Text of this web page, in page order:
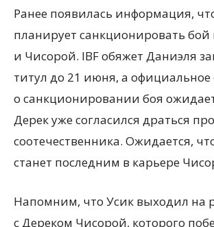
Ранее появилась информация,
планирует санкционировать
и Чисорой. IBF обяжет Даниэля
титул до 21 июня, а
о санкционировании боя
Дерек уже согласился драться
соотечественника. Ожидается,
станет последним в карьере
Напомним, что Усик выходил на
с Дереком Чисорой, которого